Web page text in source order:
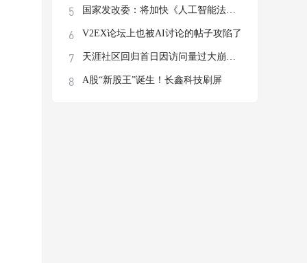
国家发改委：将加快《人工智能法》立法进程
V2EX论坛上也被AI讨论的帖子攻陷了
天涯社区回归首日因访问量过大崩溃，前执行
A股“新股王”诞生！长鑫科技刷屏